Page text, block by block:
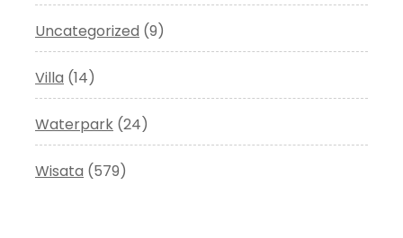
Uncategorized (9)
Villa (14)
Waterpark (24)
Wisata (579)